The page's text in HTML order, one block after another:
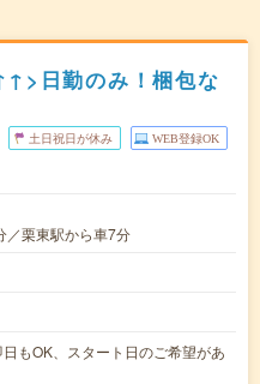
日勤のみ！梱包な
土日祝日が休み WEB登録OK
／栗東駅から車7分
もOK、スタート日のご希望があ